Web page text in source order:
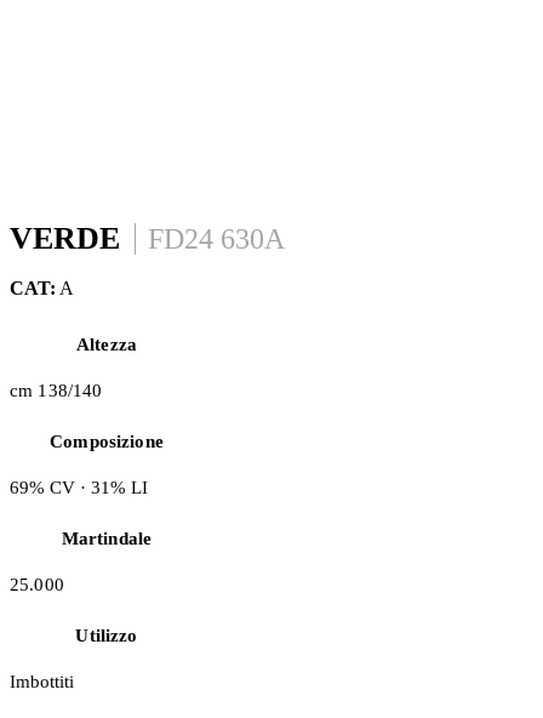
VERDE FD24 630A
CAT: A
Altezza
cm 138/140
Composizione
69% CV · 31% LI
Martindale
25.000
Utilizzo
Imbottiti